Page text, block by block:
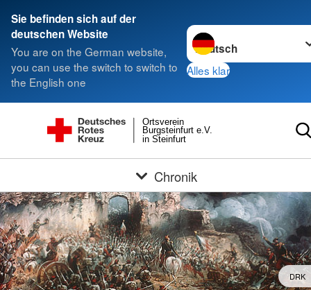
Sie befinden sich auf der
deutschen Website
You are on the German website,
you can use the switch to switch to
the English one
Sprache wechseln zu
Alles klar
in Steinfurt
Burgsteinfurt e.V.
Ortsverein
Chronik
DRK